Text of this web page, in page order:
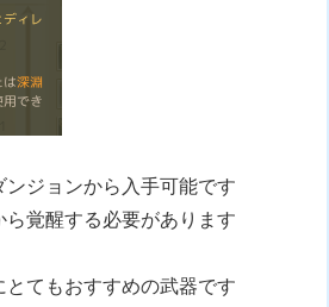
ジョンから入手可能です
覚醒する必要があります
とてもおすすめの武器です